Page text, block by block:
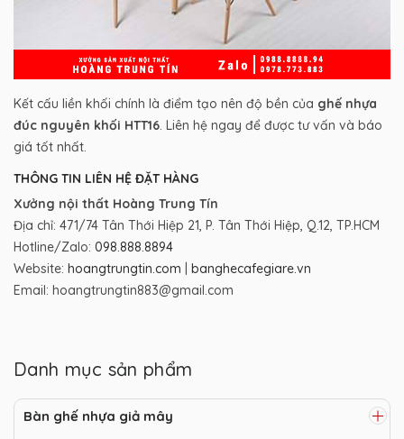
Kết cấu liền khối chính là điểm tạo nên độ bền của ghế nhựa
đúc nguyên khối HTT16. Liên hệ ngay để được tư vấn và báo
giá tốt nhất.
THÔNG TIN LIÊN HỆ ĐẶT HÀNG
Xưởng nội thất Hoàng Trung Tín
Địa chỉ: 471/74 Tân Thới Hiệp 21, P. Tân Thới Hiệp, Q.12, TP.HCM
Hotline/Zalo: 098.888.8894
Website: hoangtrungtin.com
banghecafegiare.vn
Email: hoangtrungtin883@gmail.com
Danh mục sản phẩm
Bàn ghế nhựa giả mây